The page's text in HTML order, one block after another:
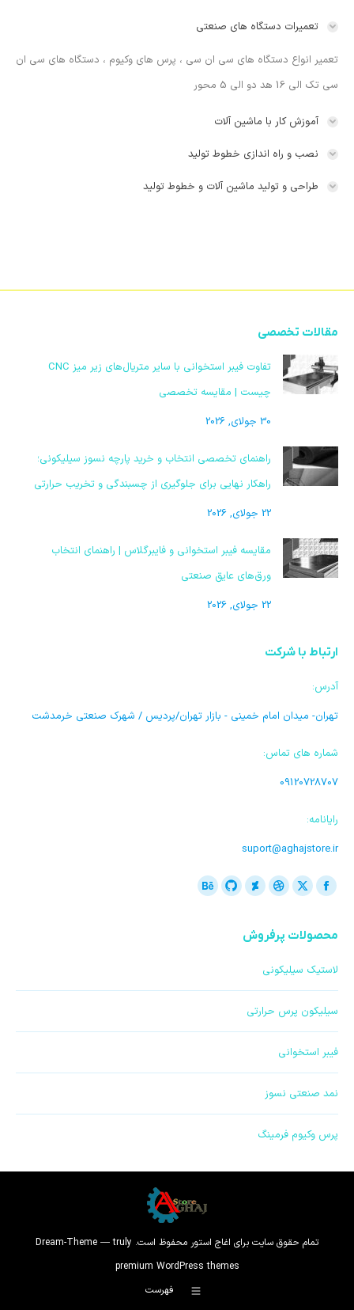
تعمیرات دستگاه های صنعتی
تعمیر انواع دستگاه های سی ان سی ، پرس های وکیوم ، دستگاه های سی ان
سی تک الی 16 هد دو الی 5 محور
آموزش کار با ماشین آلات
نصب و راه اندازی خطوط تولید
طراحی و تولید ماشین آلات و خطوط تولید
مقالات تخصصی
تفاوت فیبر استخوانی با سایر متریال‌های زیر میز CNC
چیست | مقایسه تخصصی
30 جولای, 2026
راهنمای تخصصی انتخاب و خرید پارچه نسوز سیلیکونی؛
راهکار نهایی برای جلوگیری از چسبندگی و تخریب حرارتی
22 جولای, 2026
مقایسه فیبر استخوانی و فایبرگلاس | راهنمای انتخاب
ورق‌های عایق صنعتی
22 جولای, 2026
ارتباط با شرکت
آدرس:
تهران- میدان امام خمینی - بازار تهران/پردیس / شهرک صنعتی خرمدشت
شماره های تماس:
09120728707
رایانامه:
suport@aghajstore.ir
ما را دنبال کنید در:
فیسبوک
کردن
در
جدید
ایکس
کردن
در
جدید
دریبل
کردن
در
جدید
Deviantart
کردن
جدید
گیت بیهنس
محصولات پرفروش
لاستیک سیلیکونی
سیلیکون پرس حرارتی
فیبر استخوانی
نمد صنعتی نسوز
پرس وکیوم فرمینگ
تمام حقوق سایت برای اغاج استور محفوظ است. Dream-Theme — truly
premium WordPress themes
فهرست